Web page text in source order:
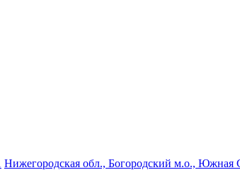
Нижегородская обл., Богородский м.о., Южная